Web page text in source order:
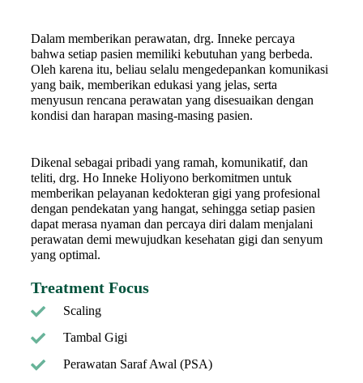
Dalam memberikan perawatan, drg. Inneke percaya
bahwa setiap pasien memiliki kebutuhan yang berbeda.
Oleh karena itu, beliau selalu mengedepankan komunikasi
yang baik, memberikan edukasi yang jelas, serta
menyusun rencana perawatan yang disesuaikan dengan
kondisi dan harapan masing-masing pasien.
Dikenal sebagai pribadi yang ramah, komunikatif, dan
teliti, drg. Ho Inneke Holiyono berkomitmen untuk
memberikan pelayanan kedokteran gigi yang profesional
dengan pendekatan yang hangat, sehingga setiap pasien
dapat merasa nyaman dan percaya diri dalam menjalani
perawatan demi mewujudkan kesehatan gigi dan senyum
yang optimal.
Treatment Focus
Scaling
Tambal Gigi
Perawatan Saraf Awal (PSA)